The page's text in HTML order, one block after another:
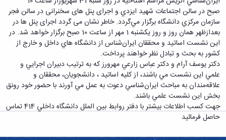
معرفی
برنامه
راهبردی
دانشگاه
نقشه
دانشگاه
ساختار
سازمانی
سازمان
دانشگاه
حوزه
ریاست
تحصیلات
تکمیلی
پسا
دکترا
استعدادهای
درخشان
دانشجویان
غیرایرانی
مهمانی
و
انتقال
حمایت‌های
تحصیلی
کارآفرینی
دفتر
ارتباط
با
صنعت
پردیس
علم
و
فناوری
مراکز
تحقیقات
و فناوری
پردیس
اصلی
مهندسی
کشاورزی
شیمی
و
علوم
نفت
علوم
انسانی
هنر
و
رفاهی
رفاهی
پرسنل
اداره
رفاه
کارکنان
مهمانسرای
دانشگاه
رفاهی
دانشجویان
مدیریت
امور
اعضای
هیأت
علمی
کارکنان
دانشجویان
فارغ
التحصیلان
فوق
برنامه
فعالیت‌های
دانشجویی
انجمن‌های
پایگاه
خبری
بسنا
صبح در سالن اجتماعات شهيد ايزدي و اجرای پنل های سخنرانی در سالن فجر
سازمان مركزي دانشگاه برگزار مي‌گردد. خاطر نشان می گردد اجرای پنل ها در
بعدازظهر همان روز و روز یکشنبه 1 مهر از ساعت 10 صبح برگزار خواهد شد. در
اين نشست اساتيد و محققان ايران‌شناس از دانشگاه هاي داخل و خارج از
كشور به بحث و تبادل نظر خواهند پرداخت.
دكتر يوسف آرام و دكتر عباس زارعي مهرورز كه به ترتيب دبيران اجرايي و
علمي اين نشست مي باشند، از كليه اساتيد ، دانشجويان، محققان و
علاقه‌مندان به مباحث ايران‌شناسي دعوت به عمل مي آورند با حضور خود رونق
بخش اين نشست علمي باشند.
جهت كسب اطلاعات بيشتر با دفتر روابط بين الملل دانشگاه داخلي 414 تماس
حاصل فرمائيد